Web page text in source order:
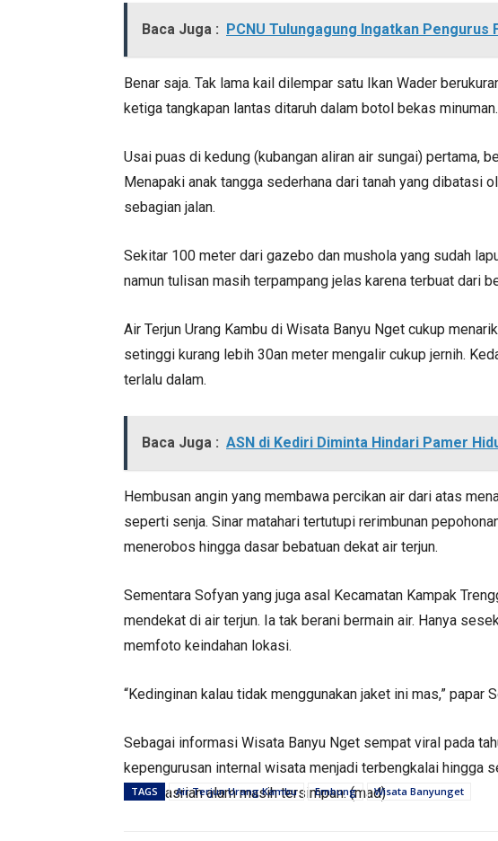
Baca Juga : PCNU Tulungagung Ingatkan Pengurus
Benar saja. Tak lama kail dilempar satu Ikan Wader
ketiga tangkapan lantas ditaruh dalam botol bekas minuman.
Usai puas di kedung (kubangan aliran air sungai) pertama,
Menapaki anak tangga sederhana dari tanah yang dibatasi
sebagian jalan.
Sekitar 100 meter dari gazebo dan mushola yang sudah
namun tulisan masih terpampang jelas karena terbuat dari
Air Terjun Urang Kambu di Wisata Banyu Nget cukup
setinggi kurang lebih 30an meter mengalir cukup jernih.
terlalu dalam.
Baca Juga : ASN di Kediri Diminta Hindari Pamer
Hembusan angin yang membawa percikan air dari atas
seperti senja. Sinar matahari tertutupi rerimbunan
menerobos hingga dasar bebatuan dekat air terjun.
Sementara Sofyan yang juga asal Kecamatan Kampak
mendekat di air terjun. Ia tak berani bermain air. Hanya
memfoto keindahan lokasi.
“Kedinginan kalau tidak menggunakan jaket ini mas,” papar
Sebagai informasi Wisata Banyu Nget sempat viral pada
kepengurusan internal wisata menjadi terbengkalai hingga
dan keasrian alam masih tersimpan. (mad)
TAGS Air Terjun Urang Kambu Embung Wisata Banyunget